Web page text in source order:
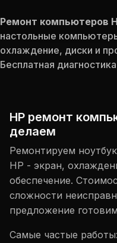
Ремонт компьютеров
настольные
охлаждение, диски и
Бесплатная
HP ремонт
делаем
Ремонтируем
HP - экран,
обеспечение.
сложности
предложение
Самые частые работы: